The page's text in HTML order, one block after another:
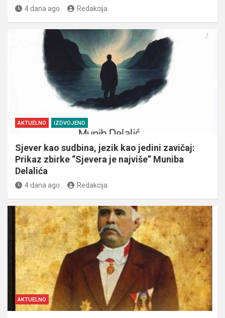
4 dana ago Redakcija
AKTUELNO IZDVOJENO
Sjever kao sudbina, jezik kao jedini zavičaj:
Prikaz zbirke “Sjevera je najviše” Muniba
Delalića
4 dana ago Redakcija
AKTUELNO